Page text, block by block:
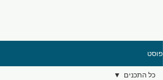
פוסט
כל התכנים